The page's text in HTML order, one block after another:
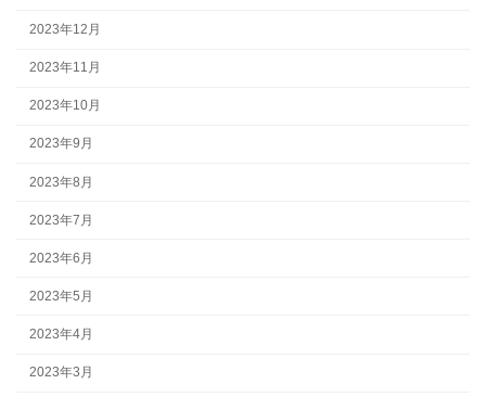
2023年12月
2023年11月
2023年10月
2023年9月
2023年8月
2023年7月
2023年6月
2023年5月
2023年4月
2023年3月